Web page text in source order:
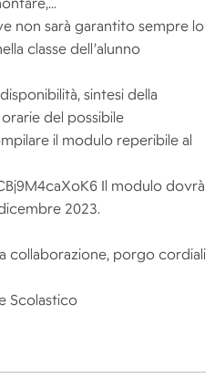
non sarà garantito sempre lo
classe dell’alunno
sintesi della
del possibile
il modulo reperibile al
Il modulo dovrà
2023.
collaborazione, porgo cordiali
Scolastico